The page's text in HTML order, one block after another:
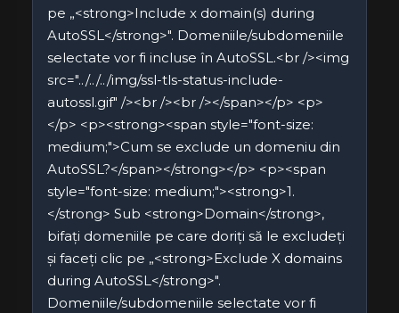
pe „<strong>Include x domain(s) during
AutoSSL</strong>". Domeniile/subdomeniile
selectate vor fi incluse în AutoSSL.<br /><img
src="../../../img/ssl-tls-status-include-
autossl.gif" /><br /><br /></span></p> <p>
</p> <p><strong><span style="font-size:
medium;">Cum se exclude un domeniu din
AutoSSL?</span></strong></p> <p><span
style="font-size: medium;"><strong>1.
</strong> Sub <strong>Domain</strong>,
bifați domeniile pe care doriți să le excludeți
și faceți clic pe „<strong>Exclude X domains
during AutoSSL</strong>".
Domeniile/subdomeniile selectate vor fi